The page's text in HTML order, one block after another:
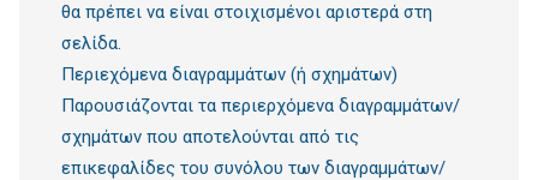
θα πρέπει να είναι στοιχισμένοι αριστερά στη
σελίδα.
Περιεχόμενα διαγραμμάτων (ή σχημάτων)
Παρουσιάζονται τα περιερχόμενα διαγραμμάτων/
σχημάτων που αποτελούνται από τις
επικεφαλίδες του συνόλου των διαγραμμάτων/